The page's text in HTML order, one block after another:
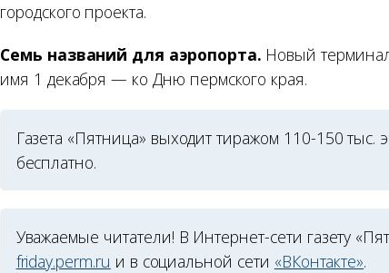
городского проекта.
Семь названий для аэропорта. Новый
имя 1 декабря — ко Дню пермского края.
Газета «Пятница» выходит тиражом 110-150 тыс.
бесплатно.
Уважаемые читатели! В Интернет-сети газету
friday.perm.ru и в социальной сети «ВКонтакте».